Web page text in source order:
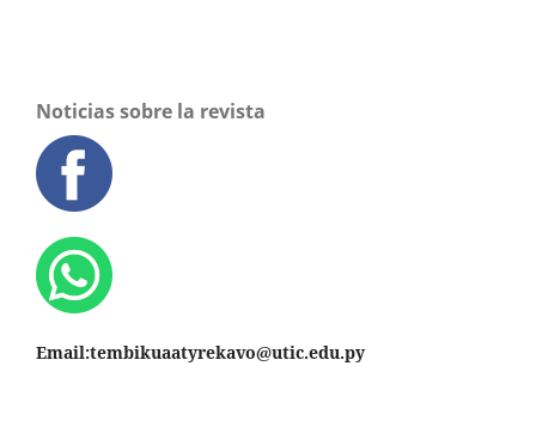
Noticias sobre la revista
Email:tembikuaatyrekavo@utic.edu.py